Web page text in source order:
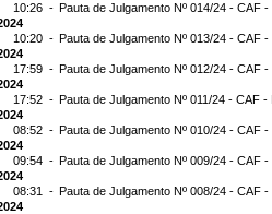
10:26 - Pauta de Julgamento Nº 014/24 - CAF -
10:20 - Pauta de Julgamento Nº 013/24 - CAF
17:59 - Pauta de Julgamento Nº 012/24 - CAF
17:52 - Pauta de Julgamento Nº 011/24 - CAF -
08:52 - Pauta de Julgamento Nº 010/24 - CAF
09:54 - Pauta de Julgamento Nº 009/24 - CAF
08:31 - Pauta de Julgamento Nº 008/24 - CAF